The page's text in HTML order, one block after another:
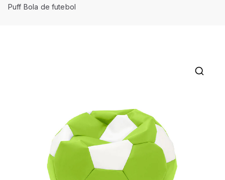
Puff Bola de futebol